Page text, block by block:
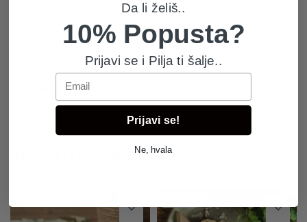
REVIEWS (0)
PLAĆANJE I DOSTAVA HRANE
RELATED PRODUCTS
Da li želiš..
10% Popusta?
Prijavi se i Pilja ti šalje..
Email
Prijavi se!
Ne, hvala